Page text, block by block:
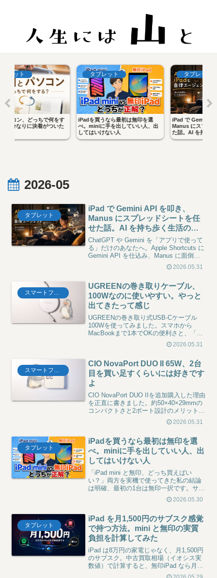
タブレット
iPadを買うなら最初は無印を選
べ。miniに手を出していい人、出
タブレット
iPad で Gemini API を叩き、
Manus にスプレッドシートを任せ
た話。AI を持ち歩く生活の入り口
2026-05
タブレット
iPad で Gemini API を叩き、
Manus にスプレッドシートを任
せた話。AI を持ち歩く生活の入
り口
ChatGPT や Gemini を「アプリで使って
る」だけのあなたへ。Apple Shortcuts に
Gemini API を仕込み、Manus に面倒を
投げる私の1年。普通の暮らしで AI を持
ち歩く現実、コストとセキュリティの限
2026.05.31
スマートフォン
UGREENの巻き取りケーブル、
100Wなのに使いやすい。やっと
出てきたって感じ
UGREENの巻き取り式USB-Cケーブル
100Wを使ってみました。スマホから
MacBookまで1本でOKの便利さと、「で
かい」という正直な欠点、データ転送・
映像出力非対応の注意点まで書きます。
2026.05.31
スマートフォン
CIO NovaPort DUO II 65W、2台
目を買い足すくらいには好きです
よ
CIO NovaPort DUO IIを追加購入した理由
を正直に書きました。約50×40×29mmの
コンパクトさと2ポート設計のメリット、
PC充電時の発熱という正直な欠点まで。
2026.05.31
タブレット
iPadを買うなら最初は無印を選
べ。miniに手を出していい人、出
してはいけない人
「iPad mini と無印、どっち買えばい
い？」両方を実機で使ってきた私の結論
は明確、最初の1台は無印一択です。サイ
ズ感・用途・ライフスタイル別に、mini
に手を出していい人と出してはいけない
2026.05.30
タブレット
iPad を月1,500円のサブスク感覚
で持つ方法。mini と無印の実質
負担を計算してみた
iPad は8万円の家電じゃなく、月1,500円
のサブスク。中古買取相場（イオシス実
数値）で計算すると、無印iPad なら月
¥890、mini 7 でも月¥1,408。3年使った